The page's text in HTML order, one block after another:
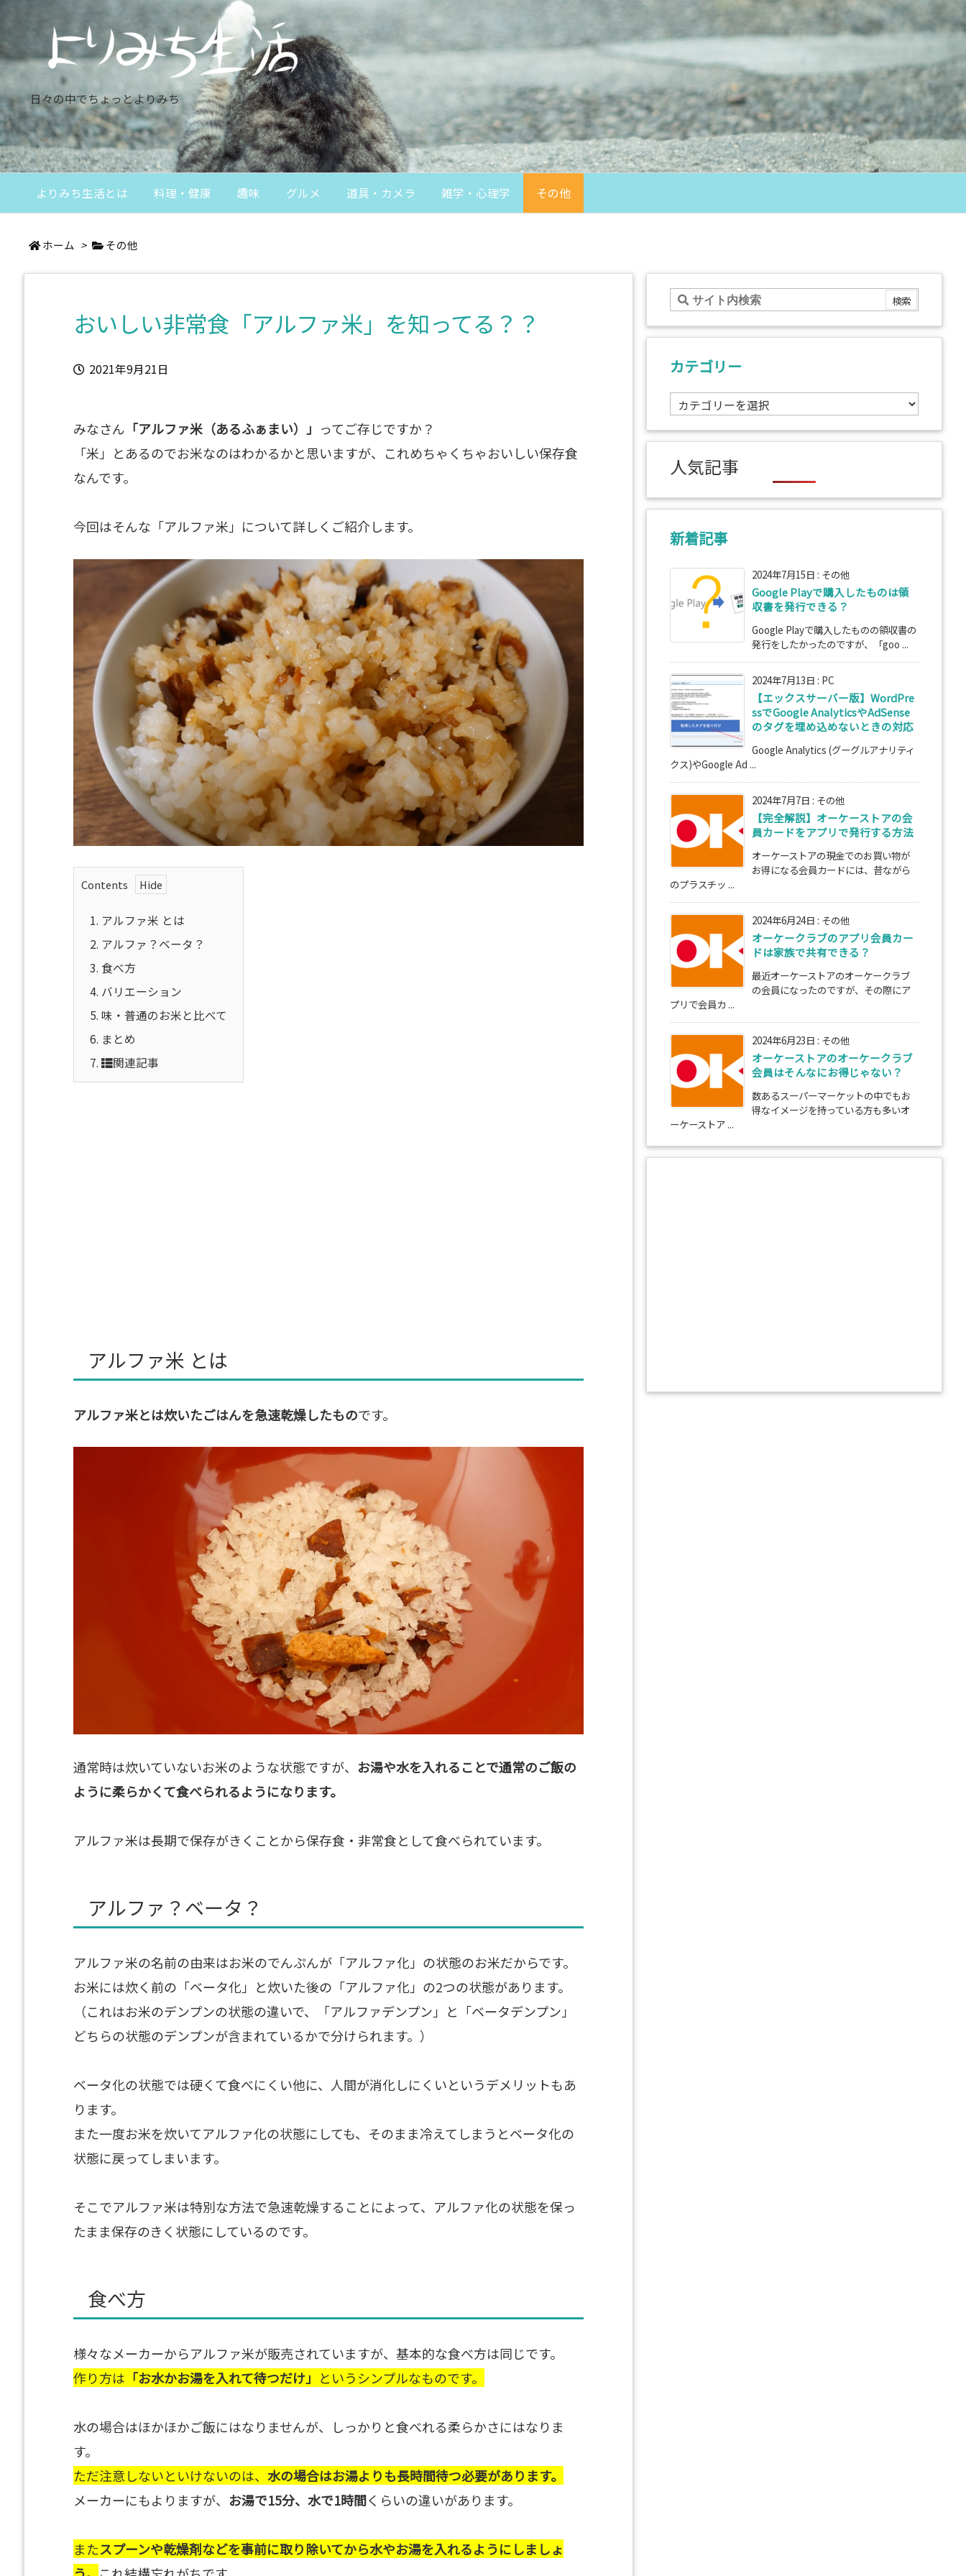
日々の中でちょっとよりみち
よりみち生活とは 料理・健康 趣味 グルメ 道具・カメラ 雑学・心理学 その他
ホーム > その他
おいしい非常食「アルファ米」を知ってる？？
2021年9月21日
みなさん 「アルファ米（あるふぁまい）」 ってご存じですか？
「米」とあるのでお米なのはわかるかと思いますが、これめちゃくちゃおいしい保存食
なんです。
今回はそんな「アルファ米」について詳しくご紹介します。
Contents
1. アルファ米 とは
2. アルファ？ベータ？
3. 食べ方
4. バリエーション
5. 味・普通のお米と比べて
6. まとめ
7.
関連記事
アルファ米 とは
アルファ米とは炊いたごはんを急速乾燥したものです。
通常時は炊いていないお米のような状態ですが、 お湯や水を入れることで通常のご飯の
ように柔らかくて食べられるようになります。
アルファ米は長期で保存がきくことから保存食・非常食として食べられています。
アルファ？ベータ？
アルファ米の名前の由来はお米のでんぷんが「アルファ化」の状態のお米だからです。
お米には炊く前の「ベータ化」と炊いた後の「アルファ化」の2つの状態があります。
（これはお米のデンプンの状態の違いで、「アルファデンプン」と「ベータデンプン」
どちらの状態のデンプンが含まれているかで分けられます。）
ベータ化の状態では硬くて食べにくい他に、人間が消化しにくいというデメリットもあ
ります。
また一度お米を炊いてアルファ化の状態にしても、そのまま冷えてしまうとベータ化の
状態に戻ってしまいます。
そこでアルファ米は特別な方法で急速乾燥することによって、アルファ化の状態を保っ
たまま保存のきく状態にしているのです。
食べ方
様々なメーカーからアルファ米が販売されていますが、基本的な食べ方は同じです。
作り方は 「お水かお湯を入れて待つだけ」 というシンプルなものです。
水の場合はほかほかご飯にはなりませんが、しっかりと食べれる柔らかさにはなりま
す。
ただ注意しないといけないのは、 水の場合はお湯よりも長時間待つ必要があります。
メーカーにもよりますが、 お湯で15分、水で1時間くらいの違いがあります。
またスプーンや乾燥剤などを事前に取り除いてから水やお湯を入れるようにしましょ
カテゴリー
カ
テ
ゴ
ー
人気記事
新着記事
2024年7月15日 : その他
Google Playで購入したものは領
収書を発行できる？
Google Playで購入したものの領収書の
発行をしたかったのですが、「goo ...
2024年7月13日 : PC
【エックスサーバー版】WordPre
ssでGoogle AnalyticsやAdSense
のタグを埋め込めないときの対応
Google Analytics (グーグルアナリティ
クス)やGoogle Ad ...
2024年7月7日 : その他
【完全解説】オーケーストアの会
員カードをアプリで発行する方法
オーケーストアの現金でのお買い物が
お得になる会員カードには、昔ながら
のプラスチッ ...
2024年6月24日 : その他
オーケークラブのアプリ会員カー
ドは家族で共有できる？
最近オーケーストアのオーケークラブ
の会員になったのですが、その際にア
プリで会員カ ...
2024年6月23日 : その他
オーケーストアのオーケークラブ
会員はそんなにお得じゃない？
数あるスーパーマーケットの中でもお
得なイメージを持っている方も多いオ
ーケーストア ...